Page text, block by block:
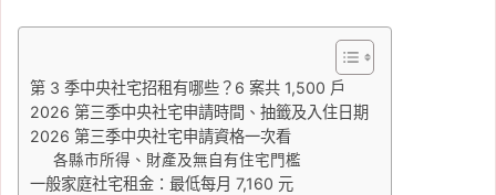
第 3 季中央社宅招租有哪些？6 案共 1,500 戶
2026 第三季中央社宅申請時間、抽籤及入住日期
2026 第三季中央社宅申請資格一次看
各縣市所得、財產及無自有住宅門檻
一般家庭社宅租金：最低每月 7,160 元